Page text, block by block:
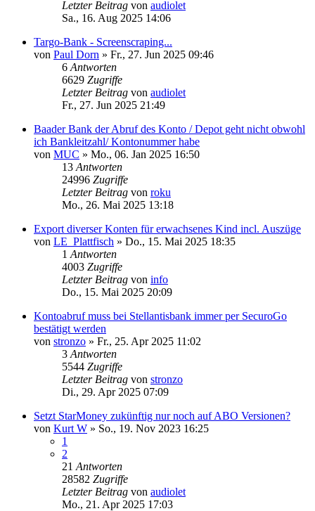
Letzter Beitrag von audiolet
Sa., 16. Aug 2025 14:06
Targo-Bank - Screenscraping...
von Paul Dorn » Fr., 27. Jun 2025 09:46
6 Antworten
6629 Zugriffe
Letzter Beitrag von audiolet
Fr., 27. Jun 2025 21:49
Baader Bank der Abruf des Konto / Depot geht nicht obwohl
ich Bankleitzahl/ Kontonummer habe
von MUC » Mo., 06. Jan 2025 16:50
13 Antworten
24996 Zugriffe
Letzter Beitrag von roku
Mo., 26. Mai 2025 13:18
Export diverser Konten für erwachsenes Kind incl. Auszüge
von LE_Plattfisch » Do., 15. Mai 2025 18:35
1 Antworten
4003 Zugriffe
Letzter Beitrag von info
Do., 15. Mai 2025 20:09
Kontoabruf muss bei Stellantisbank immer per SecuroGo
bestätigt werden
von stronzo » Fr., 25. Apr 2025 11:02
3 Antworten
5544 Zugriffe
Letzter Beitrag von stronzo
Di., 29. Apr 2025 07:09
Setzt StarMoney zukünftig nur noch auf ABO Versionen?
von Kurt W » So., 19. Nov 2023 16:25
1
2
21 Antworten
28582 Zugriffe
Letzter Beitrag von audiolet
Mo., 21. Apr 2025 17:03